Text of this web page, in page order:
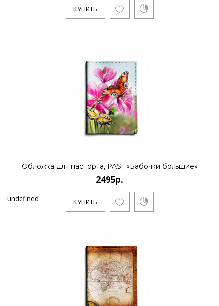
КУПИТЬ
Обложка для паспорта, PAS1 «Бабочки большие»
2495р.
КУПИТЬ
undefined